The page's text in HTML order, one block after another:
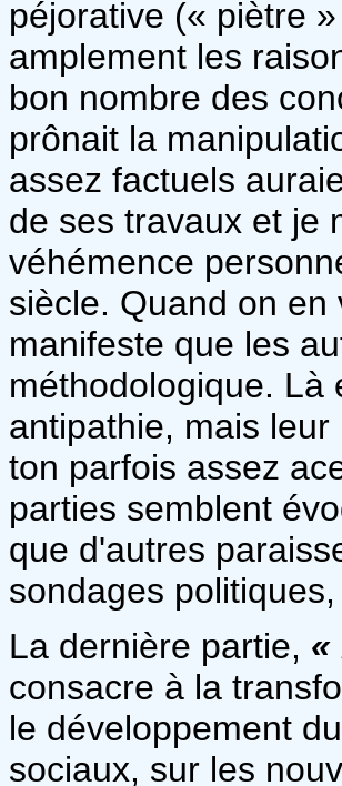
péjorative (« piètre
amplement les
bon nombre des
prônait la
assez factuels
de ses travaux et je
véhémence
siècle. Quand on
manifeste que les
méthodologique. Là
antipathie, mais
ton parfois assez
parties semblent
que d'autres
sondages
La dernière partie, «
consacre à la
le développement
sociaux, sur les